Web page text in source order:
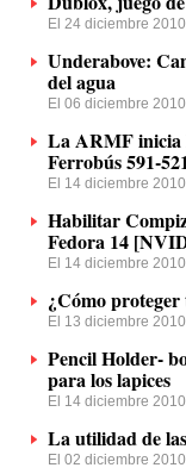
El 24 diciembre
Underabove:
del agua
El 06 diciembre
La ARMF inicia
Ferrobús 591-
El 14 diciembre
Habilitar
Fedora 14
El 14 diciembre
¿Cómo
El 13 diciembre
Pencil Holder-
para los lapices
El 14 diciembre
La utilidad de
El 02 diciembre